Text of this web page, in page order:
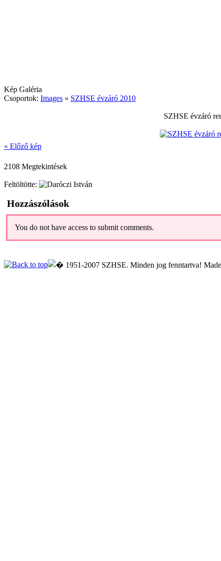
Kép Galéria
Csoportok: Images » SZHSE évzáró 2010
SZHSE évzáró
« Előző kép
2108 Megtekintések
Feltöltötte:
Hozzászólások
You do not have access to submit comments.